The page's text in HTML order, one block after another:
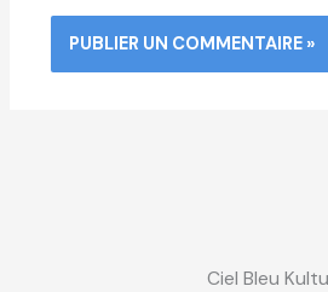
Ciel Bleu